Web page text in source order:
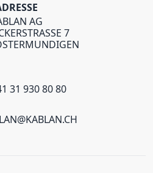
AG
7
31 930 80 80